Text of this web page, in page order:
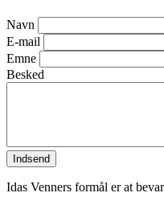
Navn
E-mail
Emne
Besked
Idas Venners formål er at